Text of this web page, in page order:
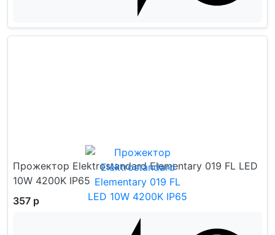
Прожектор Elektrostandard Elementary 019 FL LED
10W 4200K IP65
357 р